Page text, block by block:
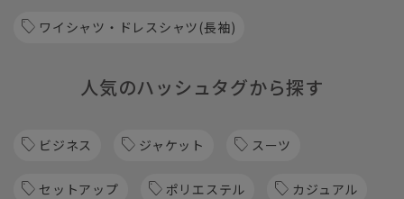
ワイシャツ・ドレスシャツ(長袖)
人気のハッシュタグから探す
ビジネス ジャケット スーツ
セットアップ ポリエステル カジュアル